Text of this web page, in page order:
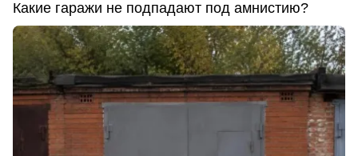
Какие гаражи не подпадают под амнистию?